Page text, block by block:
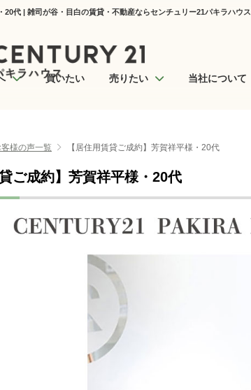
代 | 雑司が谷・目白の賃貸・不動産ならセンチュリー21パキラハウス
買いたい 売りたい 当社について
客様の声一覧 【居住用賃貸ご成約】芳賀祥平様・20代
貸ご成約】芳賀祥平様・20代